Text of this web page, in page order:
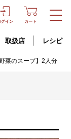
グイン カート
取扱店 レシピ
菜のスープ】2人分